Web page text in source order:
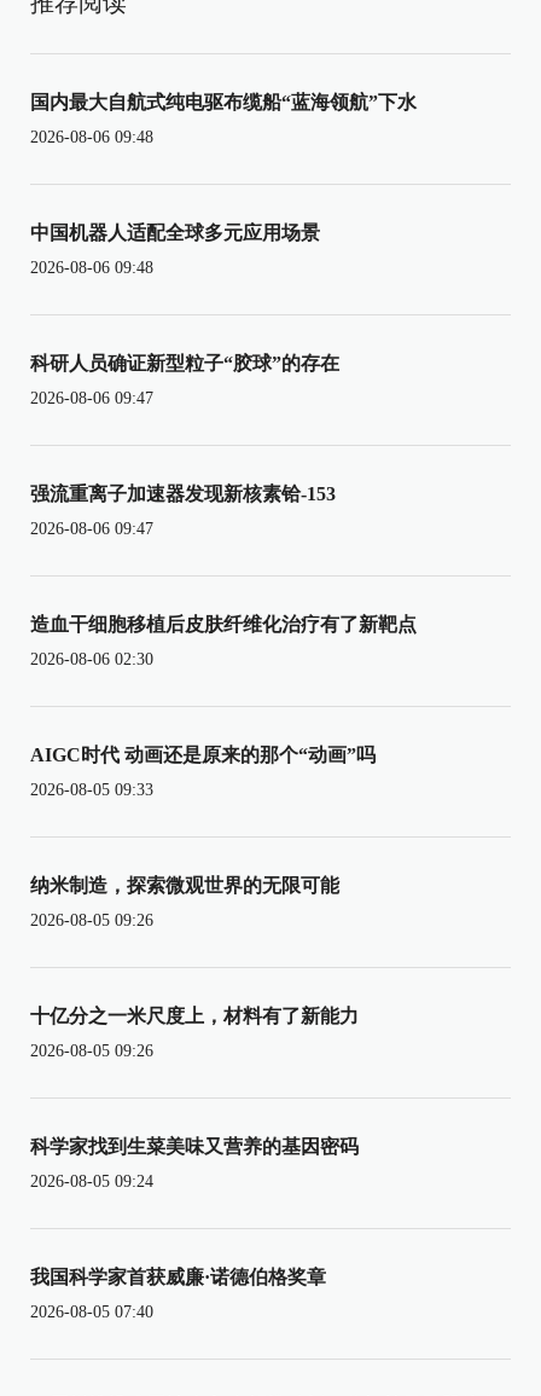
国内最大自航式纯电驱布缆船“蓝海领航”下水
2026-08-06 09:48
中国机器人适配全球多元应用场景
2026-08-06 09:48
科研人员确证新型粒子“胶球”的存在
2026-08-06 09:47
强流重离子加速器发现新核素铪-153
2026-08-06 09:47
造血干细胞移植后皮肤纤维化治疗有了新靶点
2026-08-06 02:30
AIGC时代 动画还是原来的那个“动画”吗
2026-08-05 09:33
纳米制造，探索微观世界的无限可能
2026-08-05 09:26
十亿分之一米尺度上，材料有了新能力
2026-08-05 09:26
科学家找到生菜美味又营养的基因密码
2026-08-05 09:24
我国科学家首获威廉·诺德伯格奖章
2026-08-05 07:40